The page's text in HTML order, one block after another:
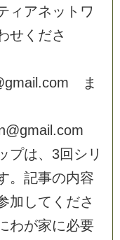
ィアネットワ
せくださ
ま
プは、3回シリ
。記事の内容
加してくださ
わが家に必要